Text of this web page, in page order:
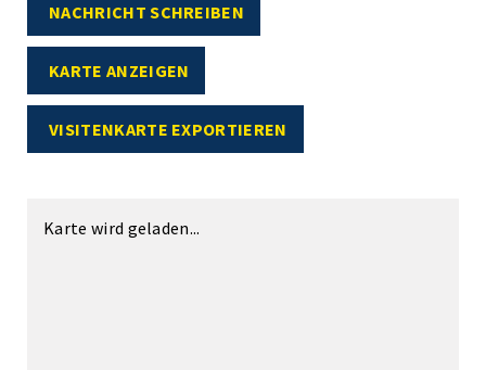
NACHRICHT SCHREIBEN
KARTE ANZEIGEN
VISITENKARTE EXPORTIEREN
Karte wird geladen...